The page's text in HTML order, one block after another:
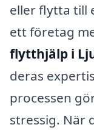
eller flytta till
ett företag
flytthjälp i
deras
processen
stressig. När